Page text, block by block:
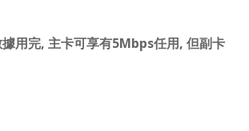
用完, 主卡可享有5Mbps任用, 但副卡